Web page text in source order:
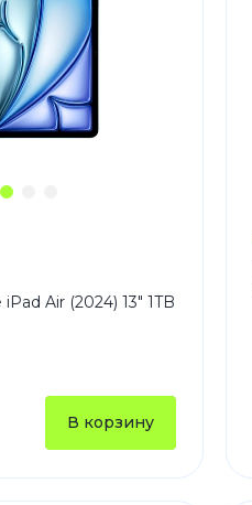
Air (2024) 13" 1TB
В корзину